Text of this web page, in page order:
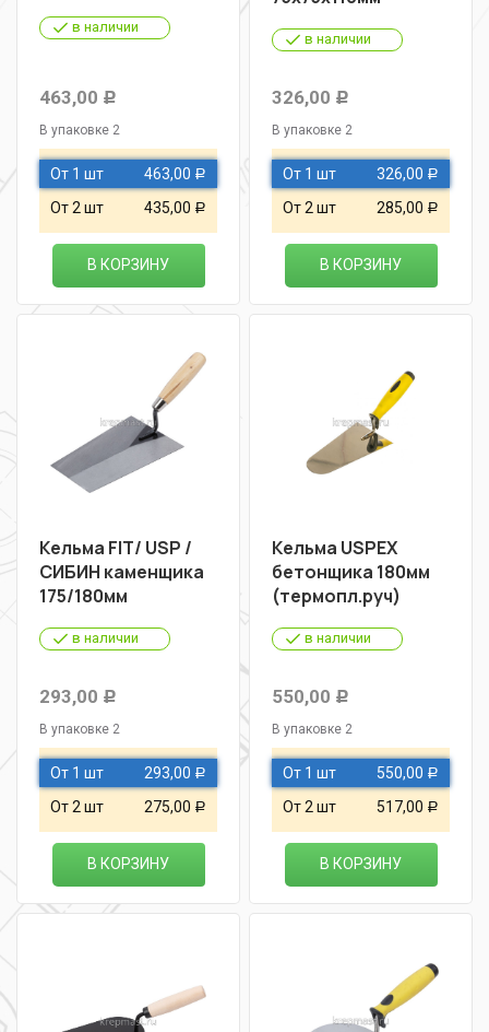
в наличии
463,00 Р
В упаковке 2
От 1 шт 463,00 Р
От 2 шт 435,00 Р
В КОРЗИНУ
в наличии
326,00 Р
В упаковке 2
От 1 шт 326,00 Р
От 2 шт 285,00 Р
В КОРЗИНУ
Кельма FIT/ USP /
CИБИН каменщика
175/180мм
в наличии
293,00 Р
В упаковке 2
От 1 шт 293,00 Р
От 2 шт 275,00 Р
В КОРЗИНУ
Кельма USPEX
бетонщика 180мм
(термопл.руч)
в наличии
550,00 Р
В упаковке 2
От 1 шт 550,00 Р
От 2 шт 517,00 Р
В КОРЗИНУ